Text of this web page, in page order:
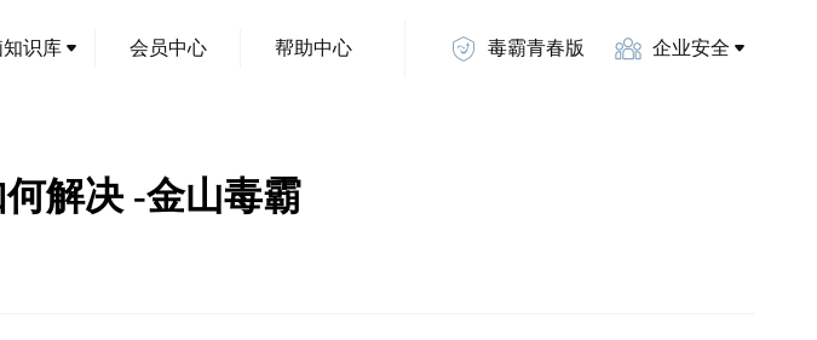
知识库 会员中心 帮助中心 毒霸青春版 企业安全
解决 -金山毒霸